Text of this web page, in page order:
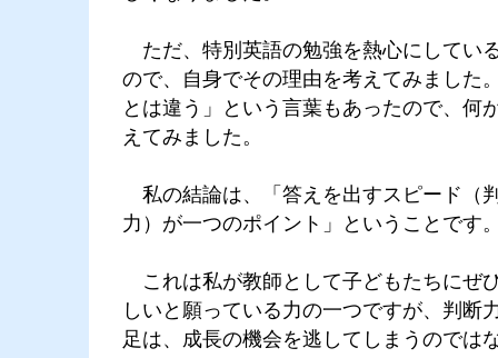
ただ、特別英語の勉強を熱心にしてい
ので、自身でその理由を考えてみました
とは違う」という言葉もあったので、何
えてみました。
私の結論は、「答えを出すスピード（
力）が一つのポイント」ということです
これは私が教師として子どもたちにぜ
しいと願っている力の一つですが、判断
足は、成長の機会を逃してしまうのでは